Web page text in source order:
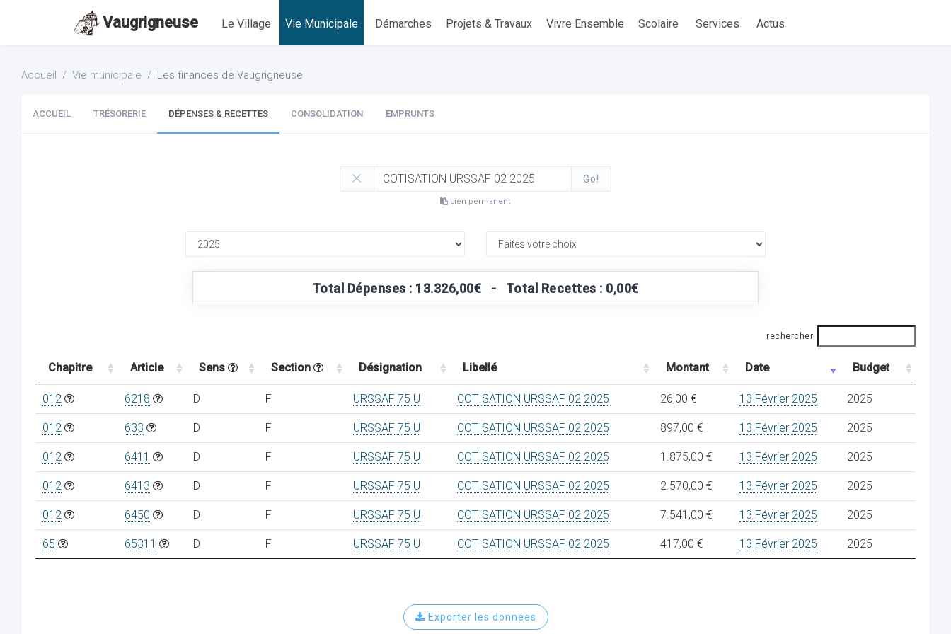
Vaugrigneuse Le Village Vie Municipale Démarches Projets & Travaux Vivre Ensemble Scolaire Services Actus
Accueil Vie municipale Les finances de Vaugrigneuse
ACCUEIL TRÉSORERIE DÉPENSES & RECETTES CONSOLIDATION EMPRUNTS
Go!
Lien permanent
Total Dépenses : 13.326,00€ - Total Recettes : 0,00€
rechercher
Chapitre Article Sens Section Désignation Libellé Montant Date Budget
012 6218 D F URSSAF 75 U COTISATION URSSAF 02 2025 26,00 € 13 Février 2025 2025
012 633 D F URSSAF 75 U COTISATION URSSAF 02 2025 897,00 € 13 Février 2025 2025
012 6411 D F URSSAF 75 U COTISATION URSSAF 02 2025 1.875,00 € 13 Février 2025 2025
012 6413 D F URSSAF 75 U COTISATION URSSAF 02 2025 2.570,00 € 13 Février 2025 2025
012 6450 D F URSSAF 75 U COTISATION URSSAF 02 2025 7.541,00 € 13 Février 2025 2025
65 65311 D F URSSAF 75 U COTISATION URSSAF 02 2025 417,00 € 13 Février 2025 2025
Exporter les données